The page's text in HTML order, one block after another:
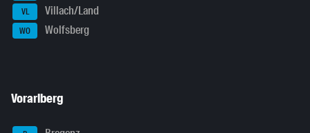
VL Villach/Land
WO Wolfsberg
Vorarlberg